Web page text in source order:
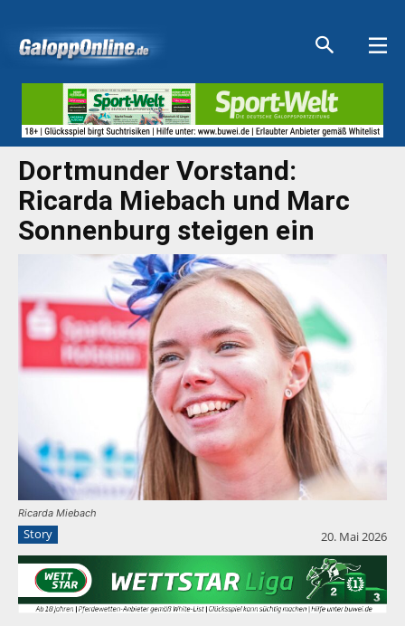
Dortmunder Vorstand:
Ricarda Miebach und Marc
Sonnenburg steigen ein
Ricarda Miebach
Story 20. Mai 2026